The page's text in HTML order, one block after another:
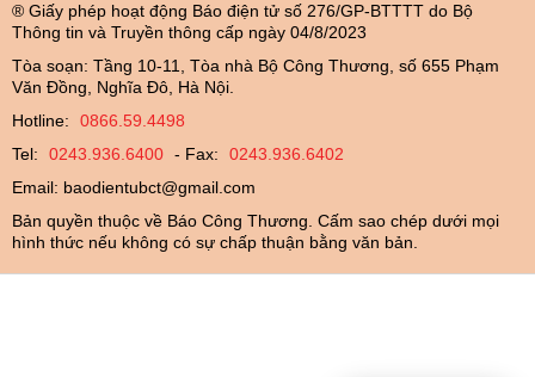
® Giấy phép hoạt động Báo điện tử số 276/GP-BTTTT do Bộ
Thông tin và Truyền thông cấp ngày 04/8/2023
Tòa soạn: Tầng 10-11, Tòa nhà Bộ Công Thương, số 655 Phạm
Văn Đồng, Nghĩa Đô, Hà Nội.
Hotline:
0866.59.4498
Tel:
0243.936.6400 - Fax:
0243.936.6402
Email: baodientubct@gmail.com
Bản quyền thuộc về Báo Công Thương. Cấm sao chép dưới mọi
hình thức nếu không có sự chấp thuận bằng văn bản.